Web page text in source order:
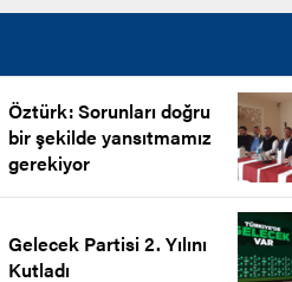
Öztürk: Sorunları doğru
bir şekilde yansıtmamız
gerekiyor
Gelecek Partisi 2. Yılını
Kutladı